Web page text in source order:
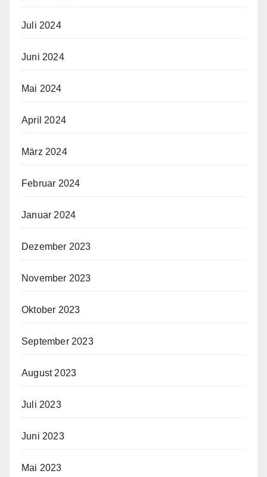
Juli 2024
Juni 2024
Mai 2024
April 2024
März 2024
Februar 2024
Januar 2024
Dezember 2023
November 2023
Oktober 2023
September 2023
August 2023
Juli 2023
Juni 2023
Mai 2023